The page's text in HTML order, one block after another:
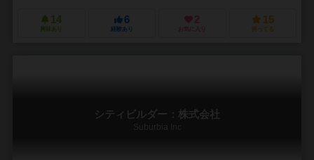
14
興味あり
6
経験あり
2
お気に入り
15
持ってる
シティビルダー：株式会社
Suburbia Inc